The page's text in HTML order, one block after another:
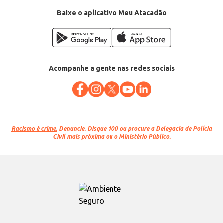
Baixe o aplicativo Meu Atacadão
Acompanhe a gente nas redes sociais
Racismo é crime. Denuncie. Disque 100 ou procure a Delegacia de Polícia
Civil mais próxima ou o Ministério Público.